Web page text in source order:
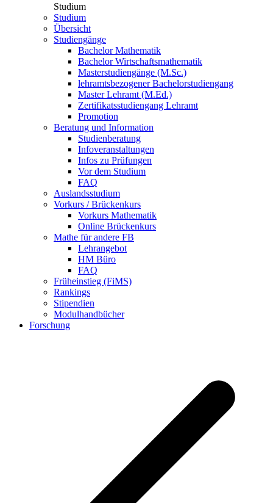
Studium
Studium
Übersicht
Studiengänge
Bachelor Mathematik
Bachelor Wirtschaftsmathematik
Masterstudiengänge (M.Sc.)
lehramtsbezogener Bachelorstudiengang
Master Lehramt (M.Ed.)
Zertifikatsstudiengang Lehramt
Promotion
Beratung und Information
Studienberatung
Infoveranstaltungen
Infos zu Prüfungen
Vor dem Studium
FAQ
Auslandsstudium
Vorkurs / Brückenkurs
Vorkurs Mathematik
Online Brückenkurs
Mathe für andere FB
Lehrangebot
HM Büro
FAQ
Früheinstieg (FiMS)
Rankings
Stipendien
Modulhandbücher
Forschung